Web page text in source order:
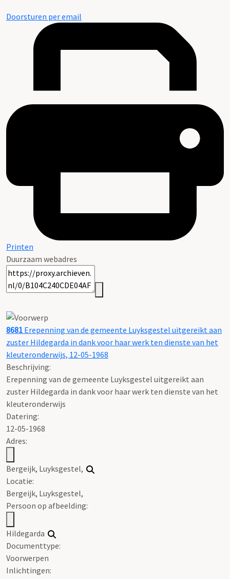
Printen
Duurzaam webadres
8681
zuster Hildegarda in dank voor haar werk ten dienste van het
kleuteronderwijs, 12-05-1968
Beschrijving:
Erepenning van de gemeente Luyksgestel uitgereikt aan
kleuteronderwijs
Datering:
12-05-1968
Adres: